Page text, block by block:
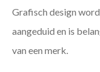
Grafisch design
aangeduid en is
van een merk.